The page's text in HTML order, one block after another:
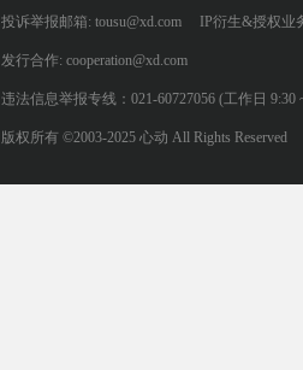
投诉举报邮箱: tousu@xd.com IP衍生&授权业
发行合作: cooperation@xd.com
违法信息举报专线：021-60727056 (工作日 9:30
版权所有 ©2003-2025 心动 All Rights Reserved